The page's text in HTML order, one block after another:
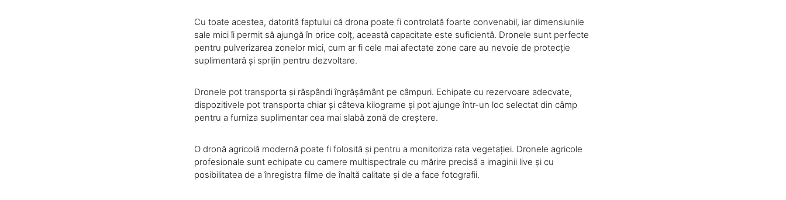
Cu toate acestea, datorită faptului că drona poate fi controlată foarte convenabil, iar dimensiunile
sale mici îi permit să ajungă în orice colț, această capacitate este suficientă. Dronele sunt perfecte
pentru pulverizarea zonelor mici, cum ar fi cele mai afectate zone care au nevoie de protecție
suplimentară și sprijin pentru dezvoltare.
Dronele pot transporta și răspândi îngrășământ pe câmpuri. Echipate cu rezervoare adecvate,
dispozitivele pot transporta chiar și câteva kilograme și pot ajunge într-un loc selectat din câmp
pentru a furniza suplimentar cea mai slabă zonă de creștere.
O dronă agricolă modernă poate fi folosită și pentru a monitoriza rata vegetației. Dronele agricole
profesionale sunt echipate cu camere multispectrale cu mărire precisă a imaginii live și cu
posibilitatea de a înregistra filme de înaltă calitate și de a face fotografii.